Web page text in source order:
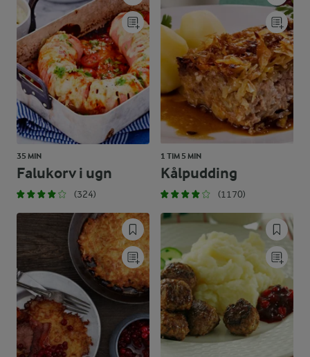
35 MIN
Falukorv i ugn
(324)
1 TIM 5 MIN
Kålpudding
(1170)